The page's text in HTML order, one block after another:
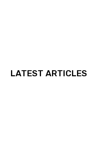
LATEST ARTICLES